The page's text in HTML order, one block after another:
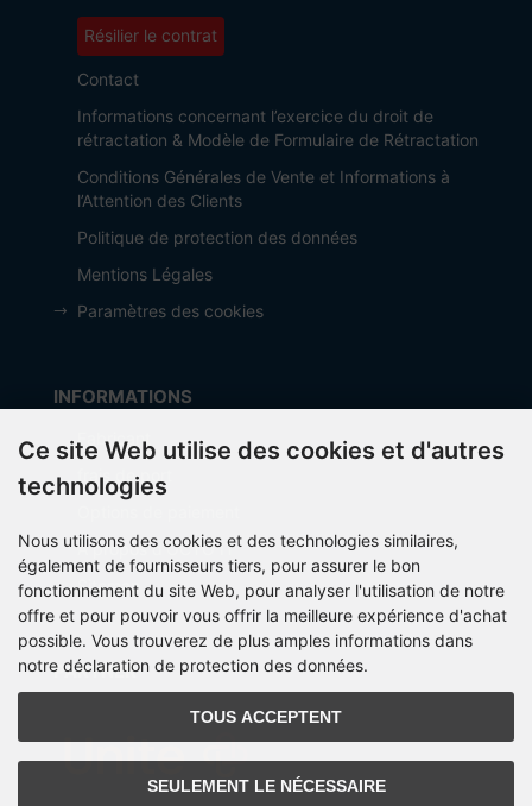
Résilier le contrat
Contact
Informations concernant l’exercice du droit de
rétractation & Modèle de Formulaire de Rétractation
Conditions Générales de Vente et Informations à
l’Attention des Clients
Politique de protection des données
Mentions Légales
Paramètres des cookies
INFORMATIONS
Fabricant
frais de port
À propos d’OCTO IT
Sitemap
PARTNER
Ce site Web utilise des cookies et d'autres
technologies
Nous utilisons des cookies et des technologies similaires,
également de fournisseurs tiers, pour assurer le bon
fonctionnement du site Web, pour analyser l'utilisation de notre
offre et pour pouvoir vous offrir la meilleure expérience d'achat
possible. Vous trouverez de plus amples informations dans
notre déclaration de protection des données.
TOUS ACCEPTENT
SEULEMENT LE NÉCESSAIRE